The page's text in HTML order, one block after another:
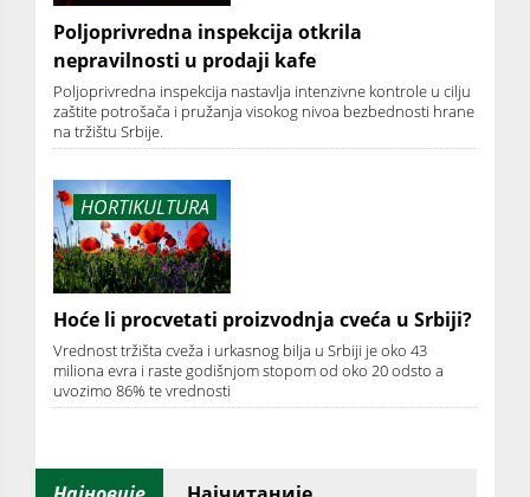
Poljoprivredna inspekcija otkrila
nepravilnosti u prodaji kafe
Poljoprivredna inspekcija nastavlja intenzivne kontrole u cilju
zaštite potrošača i pružanja visokog nivoa bezbednosti hrane
na tržištu Srbije.
HORTIKULTURA
Hoće li procvetati proizvodnja cveća u Srbiji?
Vrednost tržišta cveža i urkasnog bilja u Srbiji je oko 43
miliona evra i raste godišnjom stopom od oko 20 odsto a
uvozimo 86% te vrednosti